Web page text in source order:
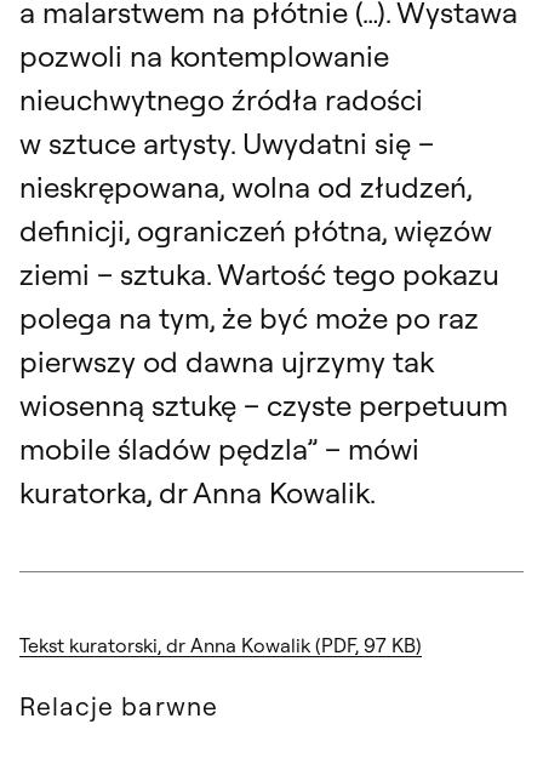
a malarstwem na płótnie (…). Wystawa
pozwoli na kontemplowanie
nieuchwytnego źródła radości
w sztuce artysty. Uwydatni się –
nieskrępowana, wolna od złudzeń,
definicji, ograniczeń płótna, więzów
ziemi – sztuka. Wartość tego pokazu
polega na tym, że być może po raz
pierwszy od dawna ujrzymy tak
wiosenną sztukę – czyste perpetuum
mobile śladów pędzla” – mówi
kuratorka, dr Anna Kowalik.
Tekst kuratorski, dr Anna Kowalik (PDF, 97 KB)
Relacje barwne